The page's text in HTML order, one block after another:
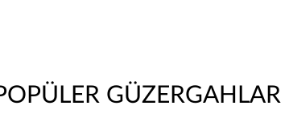
GÜZERGAHLAR